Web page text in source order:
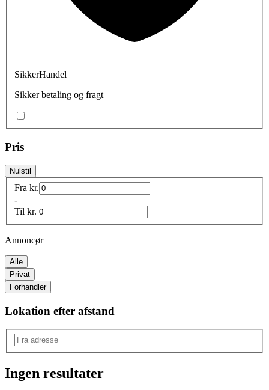
SikkerHandel
Sikker betaling og fragt
Pris
Nulstil
Fra kr.
-
Til kr.
Annoncør
Alle
Privat
Forhandler
Lokation efter afstand
Ingen resultater